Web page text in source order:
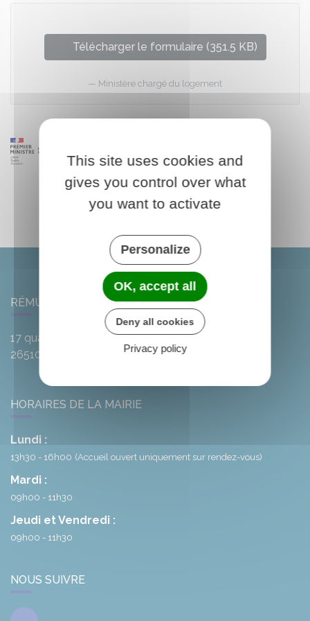
Télécharger le formulaire (351.5 KB)
Ministère chargé du logement
RÉMUZAT
17 quai de l'Oule
26510
HORAIRES DE LA MAIRIE
Lundi :
13h30 - 16h00 (Accueil ouvert uniquement sur rendez-vous)
Mardi :
09h00 - 11h30
Jeudi et Vendredi :
09h00 - 11h30
NOUS SUIVRE
This site uses cookies and
gives you control over what
you want to activate
Personalize
OK, accept all
Deny all cookies
Privacy policy